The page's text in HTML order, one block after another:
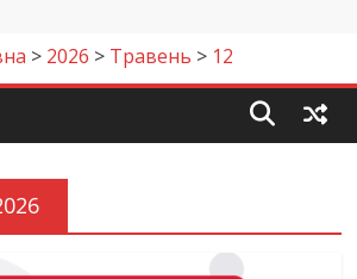
> 2026 > Травень > 12